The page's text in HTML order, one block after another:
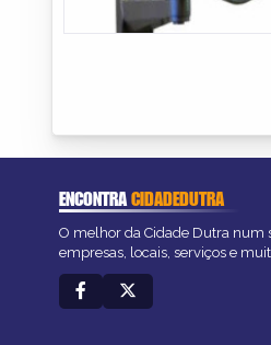
ENCONTRACIDADEDUTRA
O melhor da Cidade Dutra num
empresas, locais, serviços e